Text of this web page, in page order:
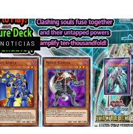
NOTICIAS